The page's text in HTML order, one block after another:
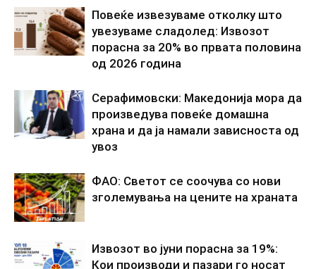
Повеќе извезуваме отколку што
увезуваме сладолед: Извозот
порасна за 20% во првата половина
од 2026 година
Серафимовски: Македонија мора да
произведува повеќе домашна
храна и да ја намали зависноста од
увоз
ФАО: Светот се соочува со нови
зголемувања на цените на храната
Извозот во јуни порасна за 19%:
Кои производи и пазари го носат